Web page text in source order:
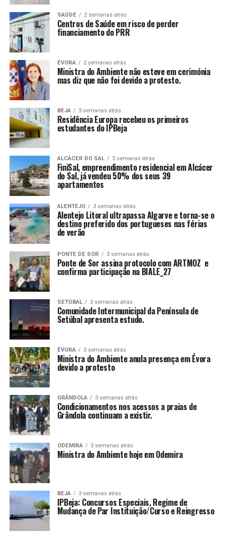
SAÚDE 2 semanas atrás
Centros de Saúde em risco de perder
financiamento do PRR
ÉVORA 2 semanas atrás
Ministra do Ambiente não esteve em cerimónia
mas diz que não foi devido a protesto.
BEJA 3 semanas atrás
Residência Europa recebeu os primeiros
estudantes do IPBeja
ALCÁCER DO SAL 3 semanas atrás
FiniSal, empreendimento residencial em Alcácer
do Sal, já vendeu 50% dos seus 39
apartamentos
ALENTEJO 3 semanas atrás
Alentejo Litoral ultrapassa Algarve e torna-se o
destino preferido dos portugueses nas férias
de verão
PONTE DE SOR 3 semanas atrás
Ponte de Sor assina protocolo com ARTMOZ e
confirma participação na BIALE_27
SETÚBAL 3 semanas atrás
Comunidade Intermunicipal da Península de
Setúbal apresenta estudo.
ÉVORA 3 semanas atrás
Ministra do Ambiente anula presença em Évora
devido a protesto
GRÂNDOLA 3 semanas atrás
Condicionamentos nos acessos a praias de
Grândola continuam a existir.
ODEMIRA 3 semanas atrás
Ministra do Ambiente hoje em Odemira
BEJA 3 semanas atrás
IPBeja: Concursos Especiais, Regime de
Mudança de Par Instituição/Curso e Reingresso